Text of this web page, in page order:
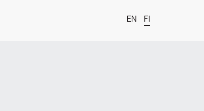
EN FI